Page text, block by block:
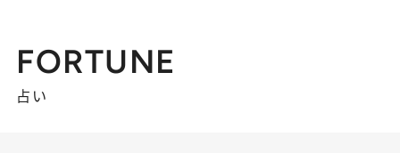
FORTUNE
占い